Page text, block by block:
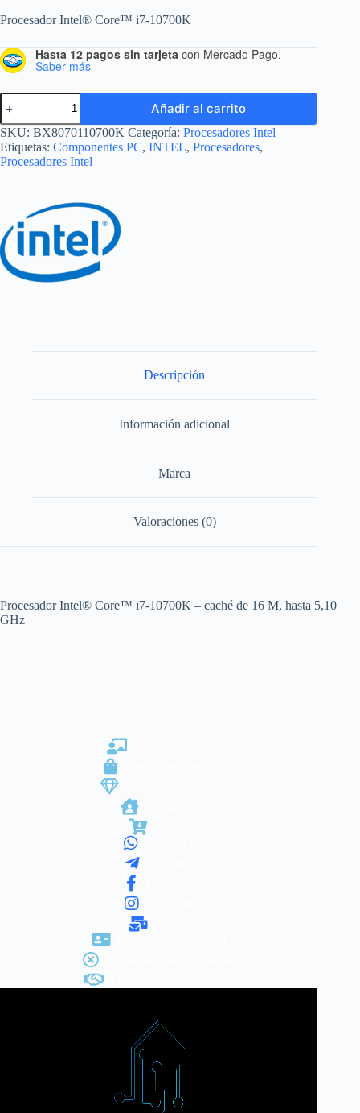
Procesador Intel® Core™ i7-10700K
Hasta 12 pagos sin tarjeta con Mercado Pago.
Saber más
Añadir al carrito
SKU: BX8070110700K Categoría: Procesadores Intel
Etiquetas: Componentes PC, INTEL, Procesadores,
Procesadores Intel
Descripción
Información adicional
Marca
Valoraciones (0)
Procesador Intel® Core™ i7-10700K – caché de 16 M, hasta 5,10
GHz